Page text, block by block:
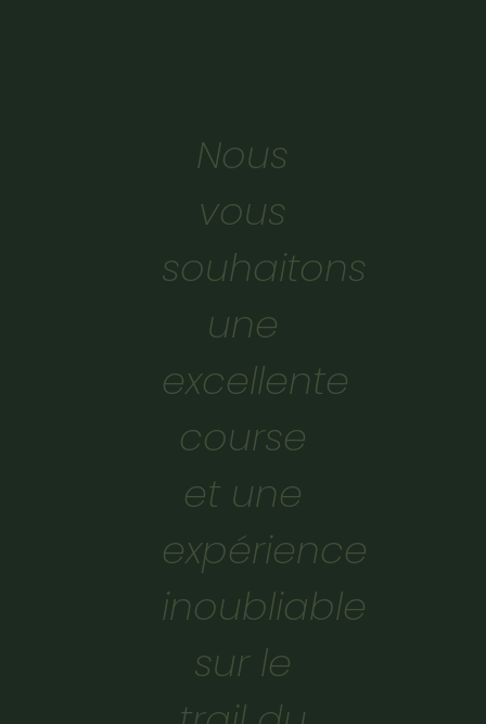
Nous
vous
souhaitons
une
excellente
course
et une
expérience
inoubliable
sur le